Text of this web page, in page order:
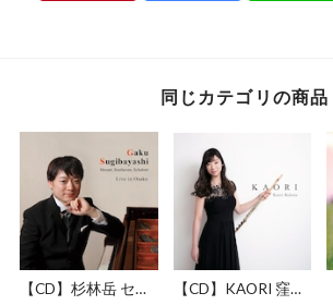
同じカテゴリの商品
【CD】杉林岳 セカ
【CD】KAORI 窪田